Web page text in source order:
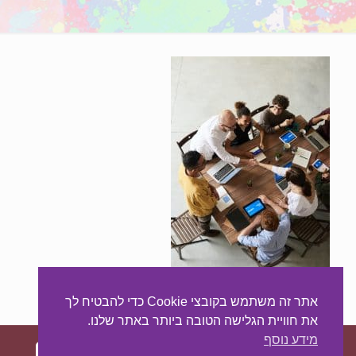
אתר זה משתמש בקובצי Cookie כדי להבטיח לך
את חוויית הגלישה הטובה ביותר באתר שלנו.
מידע נוסף